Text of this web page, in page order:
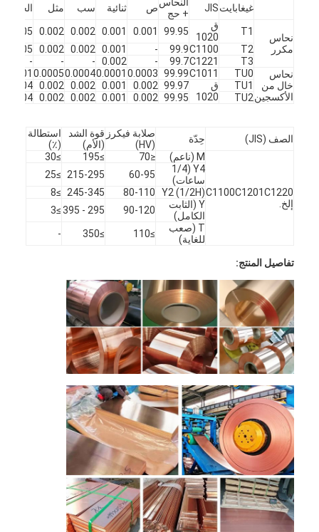
المنتجات
مقاطع فيديو
حولنا
جولة في المصنع
مراقبة الجودة
اتصل بنا
أخبار
صفائح الفولاذ المقاوم للصدأ المدرفلة على البارد
غيغابايتJIS
+ حج
ص ثنائية سب مثل الحديد
نحاس
مكرر
T1
ق
1020
99.95
0.001
0.001
0.002
0.002
0.005
T2
C1100
99.9
-
0.001
0.002
0.002
0.005
T3
C1221
99.7
-
0.002
-
-
-
نحاس
خال من
الأكسجين
TU0
C1011
99.99
0.0003
0.0001
0.0004
0.0005
0.001
TU1
ق
1020
99.97
0.002
0.001
0.002
0.002
0.004
TU2
99.95
0.002
0.001
0.002
0.002
0.004
الصف (JIS) حِدّة
صلابة فيكرز
(HV)
قوة الشد
(الأم)
استطالة
(٪)
C1100C1201C1220
إلخ.
M (ناعم) ≤70
≥195
≥30
Y4 (1/4
ساعات)
60-95
215-295
≥25
Y2 (1/2H)
80-110
245-345
≥8
Y (الثابت
الكامل)
90-120
295 - 395
≥3
T (صعب
للغاية)
≥110
≥350
-
تفاصيل المنتج: